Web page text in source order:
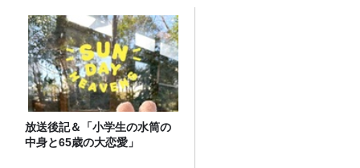
放送後記＆「小学生の水筒の
中身と65歳の大恋愛」